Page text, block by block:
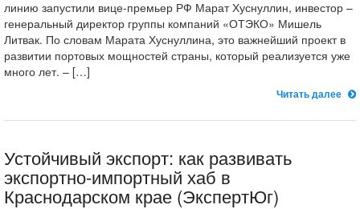
линию запустили вице-премьер РФ Марат Хуснуллин, инвестор –
генеральный директор группы компаний «ОТЭКО» Мишель
Литвак. По словам Марата Хуснуллина, это важнейший проект в
развитии портовых мощностей страны, который реализуется уже
много лет. – […]
Читать далее
Устойчивый экспорт: как развивать
экспортно-импортный хаб в
Краснодарском крае (ЭкспертЮг)